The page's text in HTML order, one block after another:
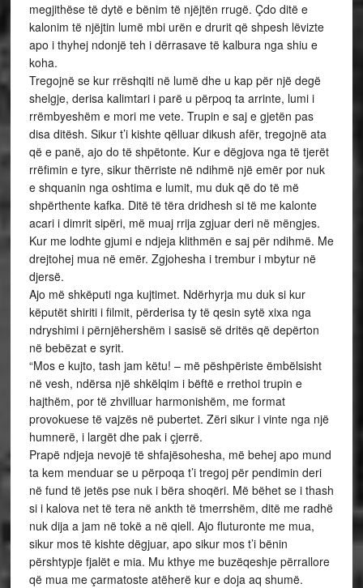
megjithëse të dytë e bënim të njëjtën rrugë. Çdo ditë e
kalonim të njëjtin lumë mbi urën e drurit që shpesh lëvizte
apo i thyhej ndonjë teh i dërrasave të kalbura nga shiu e
koha.
Tregojnë se kur rrëshqiti në lumë dhe u kap për një degë
shelgje, derisa kalimtari i parë u përpoq ta arrinte, lumi i
rrëmbyeshëm e mori me vete. Trupin e saj e gjetën pas
disa ditësh. Sikur t’i kishte qëlluar dikush afër, tregojnë ata
që e panë, ajo do të shpëtonte. Kur e dëgjova nga të tjerët
rrëfimin e tyre, sikur thërriste në ndihmë një emër por nuk
e shquanin nga oshtima e lumit, mu duk që do të më
shpërthente kafka. Ditë të tëra dridhesh si të me kalonte
acari i dimrit sipëri, më muaj rrija zgjuar deri në mëngjes.
Kur me lodhte gjumi e ndjeja klithmën e saj për ndihmë. Me
drejtohej mua në emër. Zgjohesha i trembur i mbytur në
djersë.
Ajo më shkëputi nga kujtimet. Ndërhyrja mu duk si kur
këputët shiriti i filmit, përderisa ty të qesin sytë xixa nga
ndryshimi i përnjëhershëm i sasisë së dritës që depërton
në bebëzat e syrit.
“Mos e kujto, tash jam këtu! – më pëshpëriste ëmbëlsisht
në vesh, ndërsa një shkëlqim i bëftë e rrethoi trupin e
hajthëm, por të zhvilluar harmonishëm, me format
provokuese të vajzës në pubertet. Zëri sikur i vinte nga një
humnerë, i largët dhe pak i çjerrë.
Prapë ndjeja nevojë të shfajësohesha, më behej apo mund
ta kem menduar se u përpoqa t’i tregoj për pendimin deri
në fund të jetës pse nuk i bëra shoqëri. Më bëhet se i thash
si i kalova net të tera në ankth të tmerrshëm, ditë me radhë
nuk dija a jam në tokë a në qiell. Ajo fluturonte me mua,
sikur mos të kishte dëgjuar, apo sikur mos t’i bënin
përshtypje fjalët e mia. Mu kthye me buzëqeshje përrallore
që mua me çarmatoste atëherë kur e doja aq shumë.